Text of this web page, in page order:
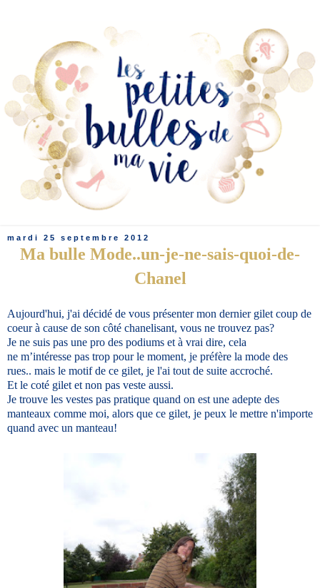
mardi 25 septembre 2012
Ma bulle Mode..un-je-ne-sais-quoi-de-
Chanel
Aujourd'hui, j'ai décidé de vous présenter mon dernier gilet coup de
coeur à cause de son côté chanelisant, vous ne trouvez pas?
Je ne suis pas une pro des podiums et à vrai dire, cela
ne m’intéresse pas trop pour le moment, je préfère la mode des
rues.. mais le motif de ce gilet, je l'ai tout de suite accroché.
Et le coté gilet et non pas veste aussi.
Je trouve les vestes pas pratique quand on est une adepte des
manteaux comme moi, alors que ce gilet, je peux le mettre n'importe
quand avec un manteau!